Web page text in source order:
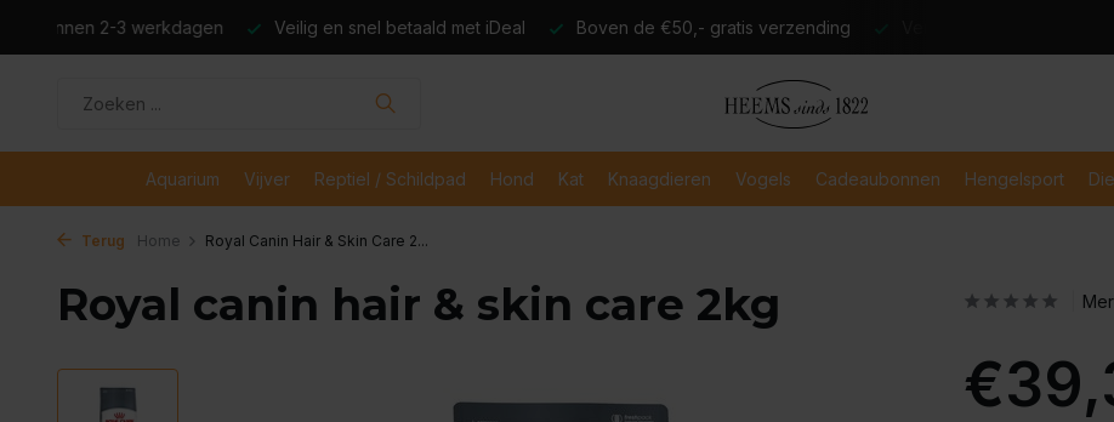
Veilig en snel betaald met iDeal Boven de €50,- gratis verzending Verzending binnen 2-3 werkdagen Veilig
Aquarium Vijver Reptiel / Schildpad Hond Kat Knaagdieren Vogels Cadeaubonnen Hengelsport
Terug Home Royal Canin Hair & Skin Care 2...
Royal canin hair & skin care 2kg